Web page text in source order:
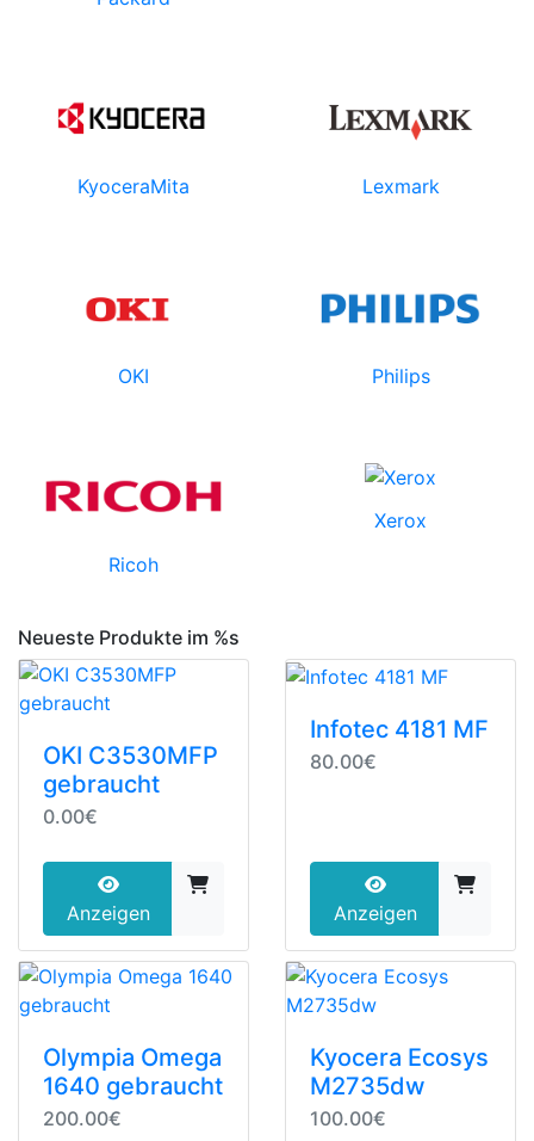
KyoceraMita Lexmark
OKI Philips
Ricoh
Xerox
Neueste Produkte im %s
OKI C3530MFP
gebraucht
0.00€
Anzeigen
Infotec 4181 MF
80.00€
Anzeigen
Olympia Omega
1640 gebraucht
200.00€
Kyocera Ecosys
M2735dw
100.00€